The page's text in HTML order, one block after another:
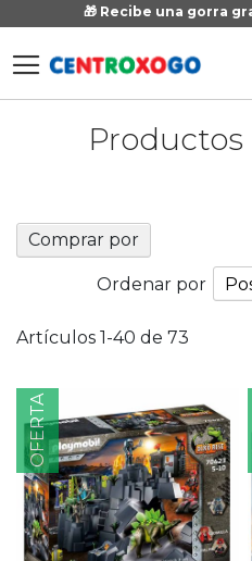
🎁 Recibe una gorra
Ir
Comprar por
Artículos 1-40 de 73
Ordenar por
OFERTA